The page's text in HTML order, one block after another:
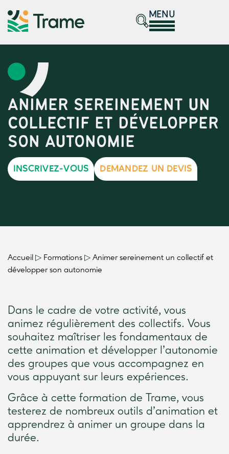
MENU
ANIMER SEREINEMENT UN
COLLECTIF ET DÉVELOPPER
SON AUTONOMIE
INSCRIVEZ-VOUS DEMANDEZ UN DEVIS
Accueil ▷ Formations ▷ Animer sereinement un collectif et
développer son autonomie
Dans le cadre de votre activité, vous
animez régulièrement des collectifs. Vous
souhaitez maîtriser les fondamentaux de
cette animation et développer l’autonomie
des groupes que vous accompagnez en
vous appuyant sur leurs expériences.
Grâce à cette formation de Trame, vous
testerez de nombreux outils d’animation et
apprendrez à animer un groupe dans la
durée.